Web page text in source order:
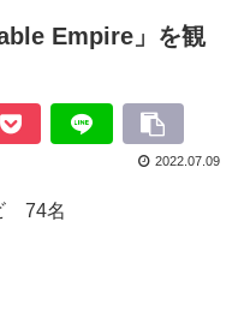
Empire」を観
2022.07.09
74名